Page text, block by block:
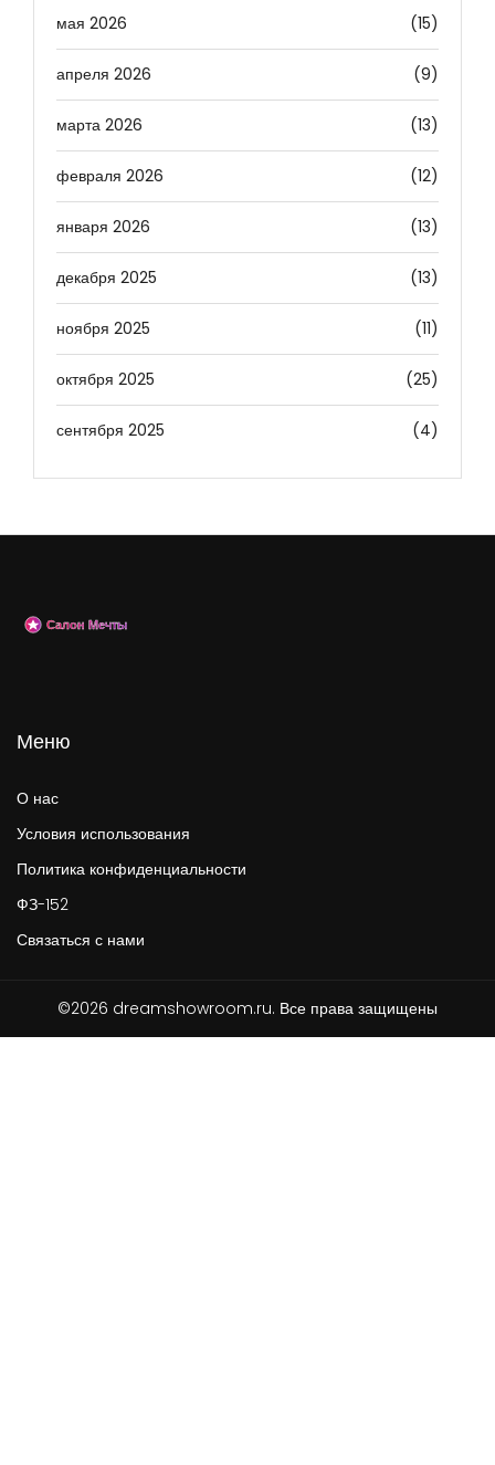
мая 2026 (15)
апреля 2026 (9)
марта 2026 (13)
февраля 2026 (12)
января 2026 (13)
декабря 2025 (13)
ноября 2025 (11)
октября 2025 (25)
сентября 2025 (4)
Меню
О нас
Условия использования
Политика конфиденциальности
ФЗ-152
Связаться с нами
©2026 dreamshowroom.ru. Все права защищены